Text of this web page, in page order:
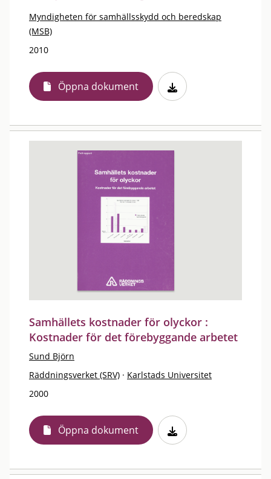
Myndigheten för samhällsskydd och beredskap
(MSB)
2010
Öppna dokument
Samhällets kostnader för olyckor :
Kostnader för det förebyggande arbetet
Sund Björn
Räddningsverket (SRV) · Karlstads Universitet
2000
Öppna dokument